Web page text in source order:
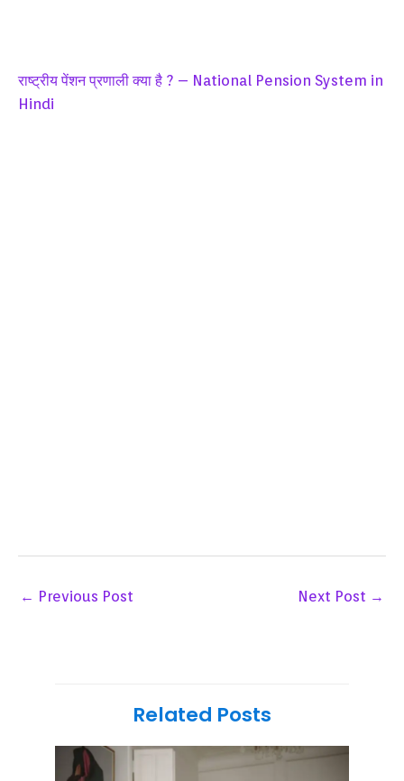
राष्ट्रीय पेंशन प्रणाली क्या है ? – National Pension System in
Hindi
← Previous Post Next Post →
Related Posts